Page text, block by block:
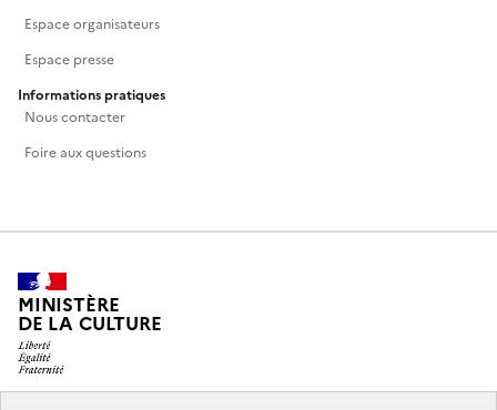
Espace organisateurs
Espace presse
Informations pratiques
Nous contacter
Foire aux questions
MINISTÈRE
DE LA CULTURE